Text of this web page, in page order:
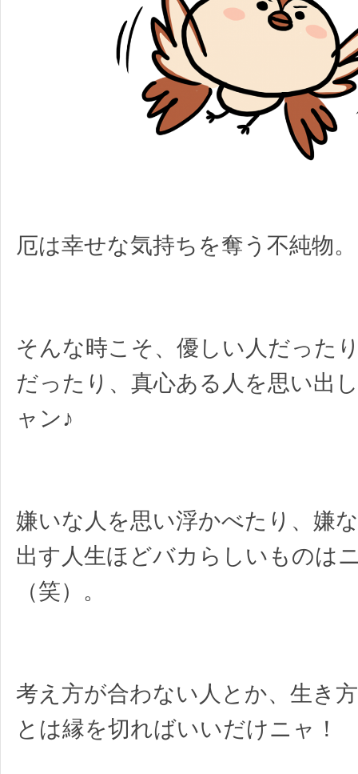
厄は幸せな気持ちを奪う不純物。
そんな時こそ、優しい人だった
だったり、真心ある人を思い出
ャン♪
嫌いな人を思い浮かべたり、嫌
出す人生ほどバカらしいものは
（笑）。
考え方が合わない人とか、生き
とは縁を切ればいいだけニャ！